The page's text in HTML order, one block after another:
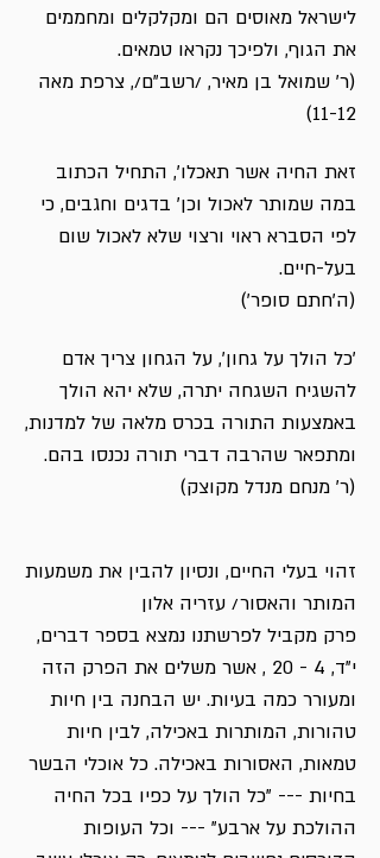
לישראל מאוסים הם ומקלקלים ומחממים
את הגוף, ולפיכך נקראו טמאים.
(ר' שמואל בן מאיר, /רשב"ם/, צרפת מאה
11-12)
זאת החיה אשר תאכלו', התחיל הכתוב
במה שמותר לאכול וכן' בדגים וחגבים, כי
לפי הסברא ראוי ורצוי שלא לאכול שום
בעל-חיים.
(ה'חתם סופר')
'כל הולך על גחון', על הגחון צריך אדם
להשגיח השגחה יתרה, שלא יהא הולך
באמצעות התורה בכרס מלאה של למדנות,
ומתפאר שהרבה דברי תורה נכנסו בהם.
(ר' מנחם מנדל מקוצק)
זהוי בעלי החיים, ונסיון להבין את משמעות
המותר והאסור/ עזריה אלון
פרק מקביל לפרשתנו נמצא בספר דברים,
י"ד, 4 - 20 , אשר משלים את הפרק הזה
ומעורר כמה בעיות. יש הבחנה בין חיות
טהורות, המותרות באכילה, לבין חיות
טמאות, האסורות באכילה. כל אוכלי הבשר
בחיות --- "כל הולך על כפיו בכל החיה
ההולכת על ארבע" --- וכל העופות